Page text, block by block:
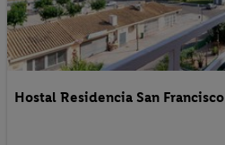
Hostal Residencia San Francisco